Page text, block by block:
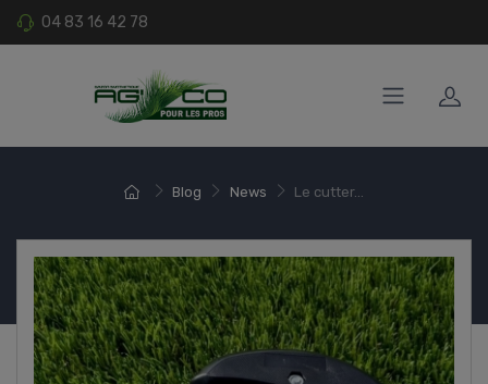
04 83 16 42 78
Blog News Le cutter...